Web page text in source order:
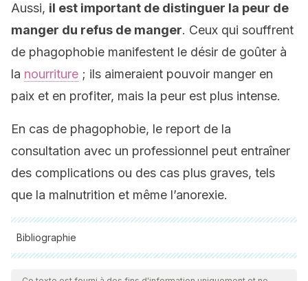
Aussi, il est important de distinguer la peur de
manger du refus de manger. Ceux qui souffrent
de phagophobie manifestent le désir de goûter à
la nourriture ; ils aimeraient pouvoir manger en
paix et en profiter, mais la peur est plus intense.
En cas de phagophobie, le report de la
consultation avec un professionnel peut entraîner
des complications ou des cas plus graves, tels
que la malnutrition et même l’anorexie.
Bibliographie
Toutes les sources citées ont été examinées en profondeur
par notre équipe pour garantir leur qualité, leur fiabilité, leur